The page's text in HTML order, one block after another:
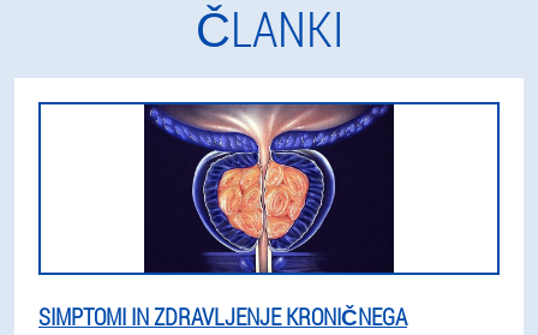
ČLANKI
SIMPTOMI IN ZDRAVLJENJE KRONIČNEGA